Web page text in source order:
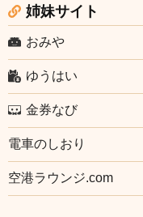
姉妹サイト
おみや
ゆうはい
金券なび
電車のしおり
空港ラウンジ.com